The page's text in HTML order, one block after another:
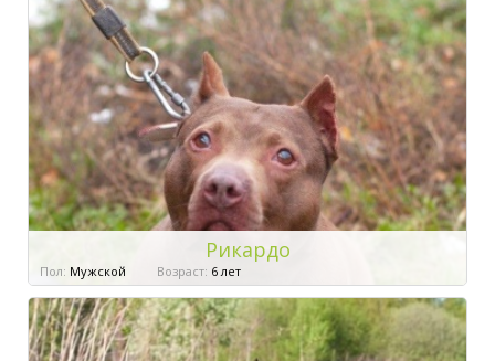
Рикардо
Пол: Мужской Возраст: 6 лет